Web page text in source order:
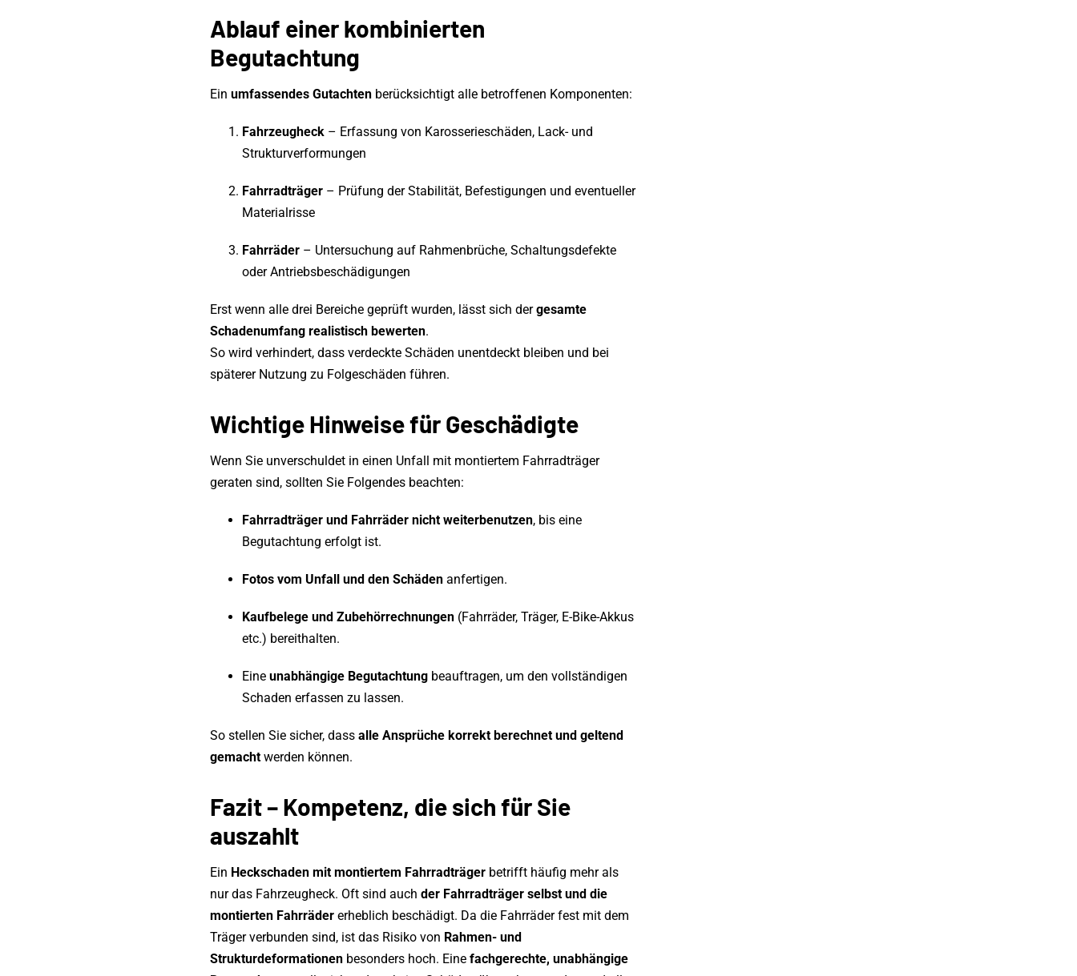
Ablauf einer kombinierten
Begutachtung
Ein umfassendes Gutachtenberücksichtigt alle betroffenen Komponenten:
Fahrzeugheck– Erfassung von Karosserieschäden, Lack- und
Strukturverformungen
Fahrradträger– Prüfung der Stabilität, Befestigungen und eventueller
Materialrisse
Fahrräder– Untersuchung auf Rahmenbrüche, Schaltungsdefekte
oder Antriebsbeschädigungen
Erst wenn alle drei Bereiche geprüft wurden, lässt sich dergesamte
Schadenumfang realistisch bewerten.
So wird verhindert, dass verdeckte Schäden unentdeckt bleiben und bei
späterer Nutzung zu Folgeschäden führen.
Wichtige Hinweise für Geschädigte
Wenn Sie unverschuldet in einen Unfall mit montiertem Fahrradträger
geraten sind, sollten Sie Folgendes beachten:
Fahrradträger und Fahrräder nicht weiterbenutzen, bis eine
Begutachtung erfolgt ist.
Fotos vom Unfall und den Schädenanfertigen.
Kaufbelege und Zubehörrechnungen(Fahrräder, Träger, E-Bike-Akkus
etc.) bereithalten.
Eine unabhängige Begutachtungbeauftragen, um den vollständigen
Schaden erfassen zu lassen.
So stellen Sie sicher, dass alle Ansprüche korrekt berechnet und geltend
gemachtwerden können.
Fazit – Kompetenz, die sich für Sie
auszahlt
Ein Heckschaden mit montiertem Fahrradträgerbetrifft häufig mehr als
nur das Fahrzeugheck. Oft sind auch der Fahrradträger selbst und die
montierten Fahrrädererheblich beschädigt. Da die Fahrräder fest mit dem
Träger verbunden sind, ist das Risiko von Rahmen- und
Strukturdeformationenbesonders hoch. Eine fachgerechte, unabhängige